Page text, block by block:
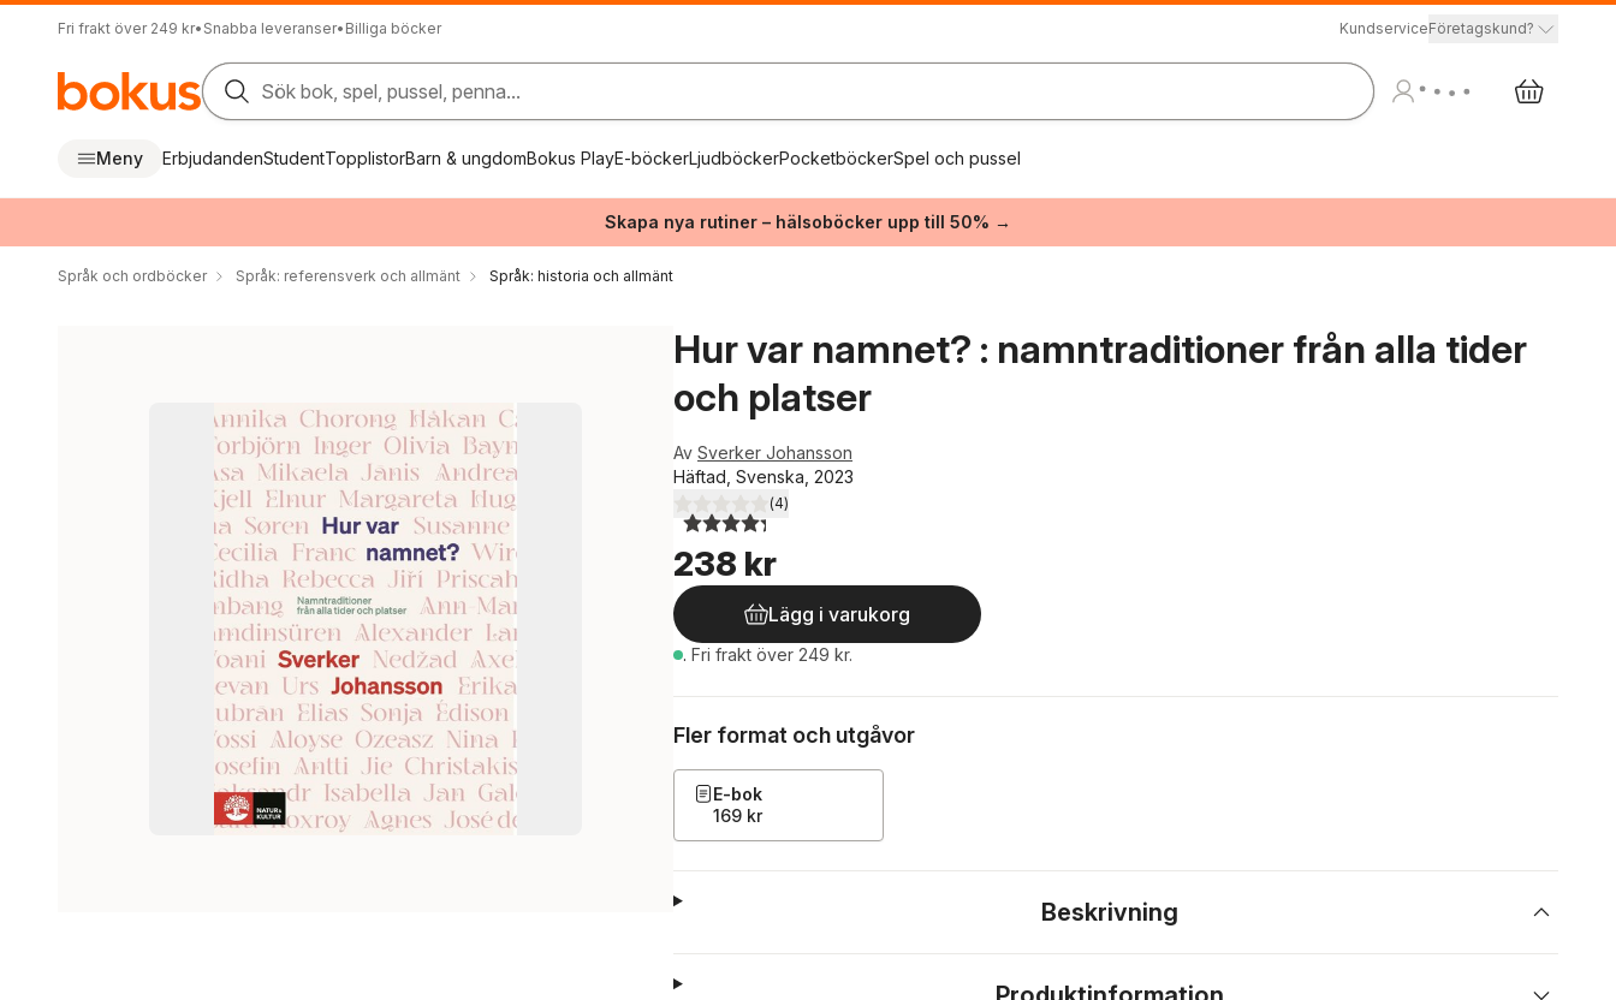
Fri frakt över 249 kr• Snabba leveranser• Billiga böcker KundserviceFöretagskund?
Sök bok, spel, pussel, penna...
Meny ErbjudandenStudentTopplistorBarn & ungdomBokus PlayE-böckerLjudböckerPocketböckerSpel och pussel
Skapa nya rutiner – hälsoböcker upp till 50% →
Språk och ordböcker Språk: referensverk och allmänt Språk: historia och allmänt
Hur var namnet? : namntraditioner från alla tider
och platser
Av Sverker Johansson
Häftad, Svenska, 2023
4,3utav 5 stjärnor. Totalt antal röster:
(4)
238 kr
Lägg i varukorg
. Fri frakt över 249 kr.
Fler format och utgåvor
E-bok
169 kr
Beskrivning